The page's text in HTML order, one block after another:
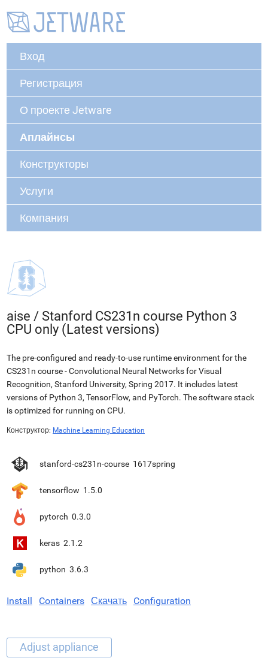
Вход
Регистрация
О проекте Jetware
Аплайнсы
Конструкторы
Услуги
Компания
aise / Stanford CS231n course Python 3
CPU only (Latest versions)
The pre-configured and ready-to-use runtime environment for the
CS231n course - Convolutional Neural Networks for Visual
Recognition, Stanford University, Spring 2017. It includes latest
versions of Python 3, TensorFlow, and PyTorch. The software stack
is optimized for running on CPU.
Конструктор: Machine Learning Education
stanford-cs231n-course 1617spring
tensorflow 1.5.0
pytorch 0.3.0
keras 2.1.2
python 3.6.3
Install Containers Скачать Configuration